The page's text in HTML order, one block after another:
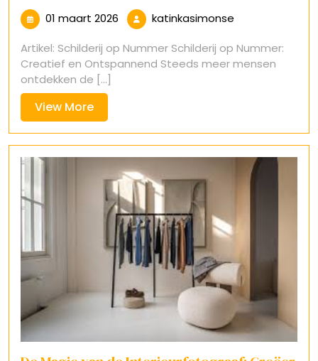
01 maart 2026 01
maart
2026
katinkasimonse
Artikel: Schilderij op Nummer Schilderij op Nummer:
Creatief en Ontspannend Steeds meer mensen
ontdekken de [...]
View MoreView
More